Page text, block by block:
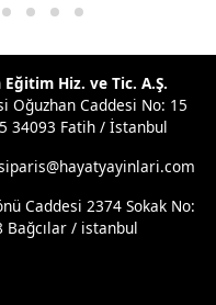
Eğitim Hiz. ve Tic. A.Ş.
Oğuzhan Caddesi No: 15
34093 Fatih / İstanbul
Caddesi 2374 Sokak No:
Bağcılar / istanbul